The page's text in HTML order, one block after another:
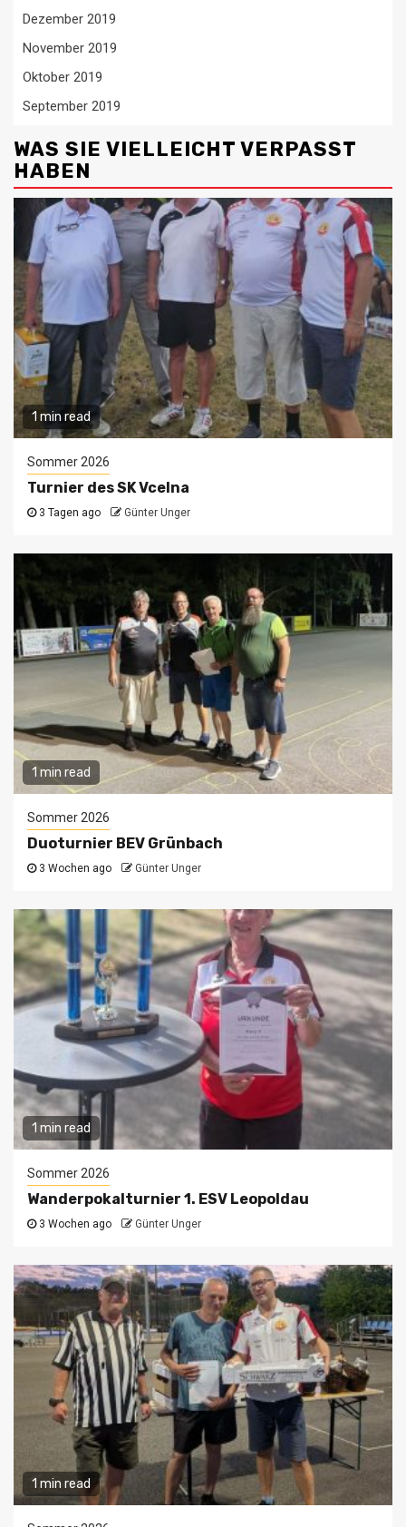
Dezember 2019
November 2019
Oktober 2019
September 2019
WAS SIE VIELLEICHT VERPASST
HABEN
1 min read
Sommer 2026
Turnier des SK Vcelna
3 Tagen ago Günter Unger
1 min read
Sommer 2026
Duoturnier BEV Grünbach
3 Wochen ago Günter Unger
1 min read
Sommer 2026
Wanderpokalturnier 1. ESV Leopoldau
3 Wochen ago Günter Unger
1 min read